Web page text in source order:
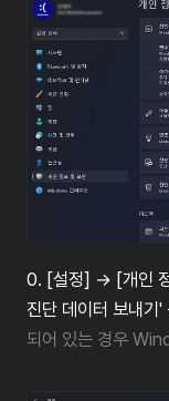
0. [설정] → [개인
진단 데이터 보내기 '
되어 있는 경우